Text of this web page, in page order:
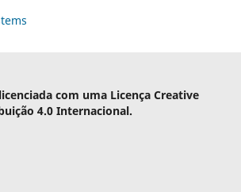
com uma Licença Creative
4.0 Internacional.